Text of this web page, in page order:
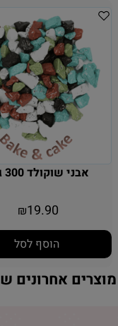
אבני שוקולד 300 גרם
₪19.90
הוסף לסל
מוצרים אחרונים